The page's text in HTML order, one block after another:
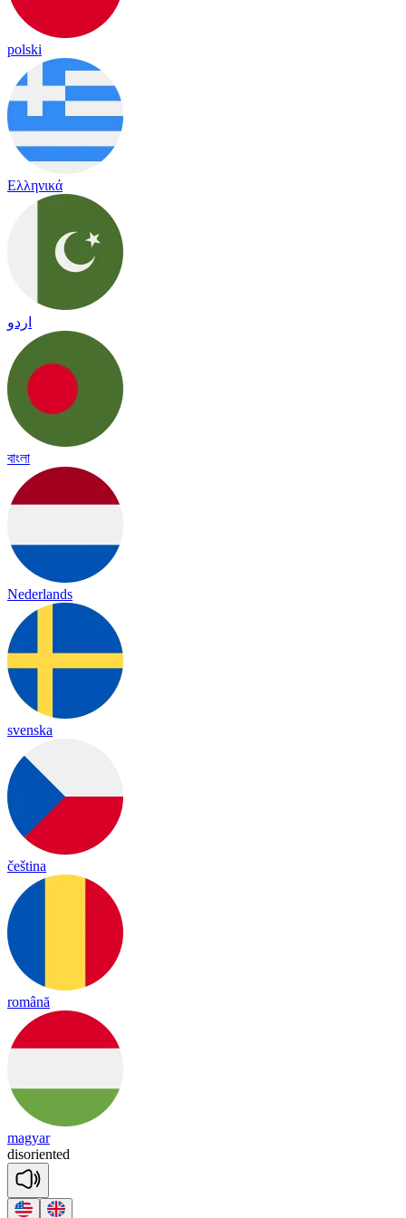
polski
Ελληνικά
اردو
বাংলা
Nederlands
svenska
čeština
română
magyar
disoriented